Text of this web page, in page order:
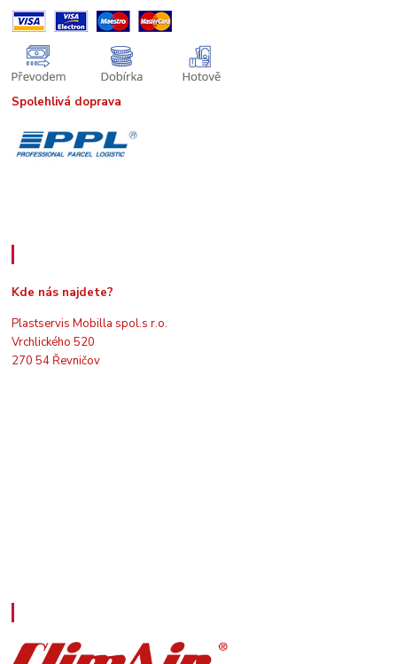
Spolehlivá doprava
Kde nás najdete?
Plastservis Mobilla spol.s r.o.
Vrchlického 520
270 54 Řevničov